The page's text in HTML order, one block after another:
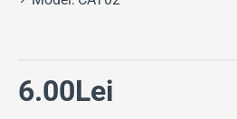
6.00Lei